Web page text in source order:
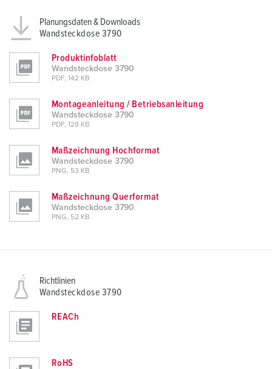
Planungsdaten & Downloads
Wandsteckdose 3790
Produktinfoblatt
Wandsteckdose 3790
PDF, 142 KB
Montageanleitung / Betriebsanleitung
Wandsteckdose 3790
PDF, 128 KB
Maßzeichnung Hochformat
Wandsteckdose 3790
PNG, 53 KB
Maßzeichnung Querformat
Wandsteckdose 3790
PNG, 52 KB
Richtlinien
Wandsteckdose 3790
REACh
RoHS